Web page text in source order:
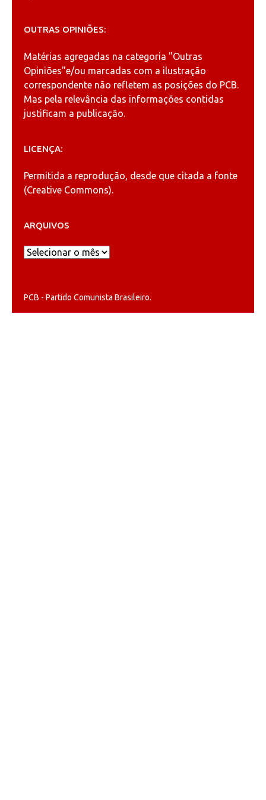
OUTRAS OPINIÕES:
Matérias agregadas na categoria "Outras
Opiniões"e/ou marcadas com a ilustração
correspondente não refletem as posições do PCB.
Mas pela relevância das informações contidas
justificam a publicação.
LICENÇA:
Permitida a reprodução, desde que citada a fonte
(Creative Commons).
ARQUIVOS
Arquivos
PCB - Partido Comunista Brasileiro.